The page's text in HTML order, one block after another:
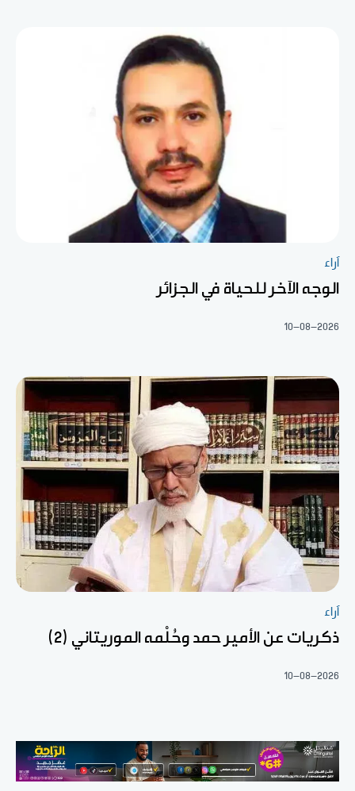
آراء
الوجه الآخر للحياة في الجزائر
10-08-2026
آراء
ذكريات عن الأمير حمد وحُلْمه الموريتاني (2)
10-08-2026